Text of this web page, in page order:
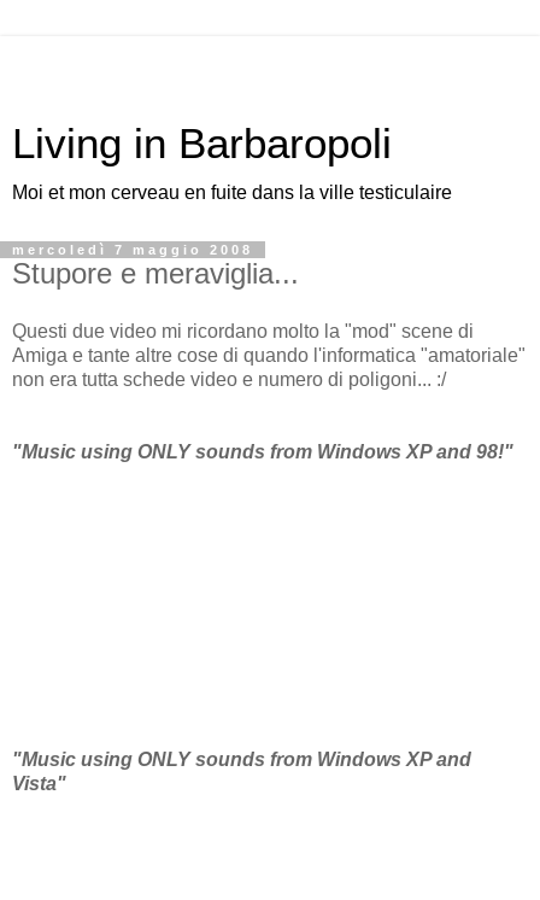
Living in Barbaropoli
Moi et mon cerveau en fuite dans la ville testiculaire
mercoledì 7 maggio 2008
Stupore e meraviglia...
Questi due video mi ricordano molto la "mod" scene di
Amiga e tante altre cose di quando l'informatica "amatoriale"
non era tutta schede video e numero di poligoni... :/
"Music using ONLY sounds from Windows XP and 98!"
"Music using ONLY sounds from Windows XP and
Vista"